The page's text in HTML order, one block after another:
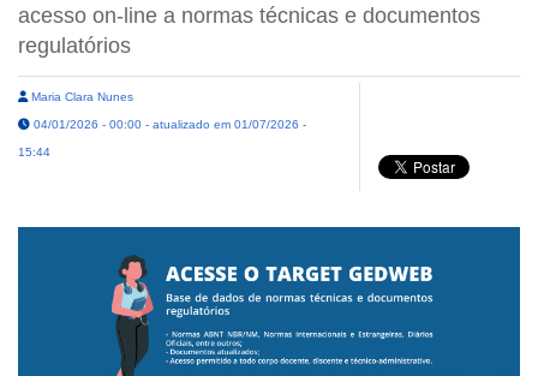
acesso on-line a normas técnicas e documentos
regulatórios
Maria Clara Nunes
04/01/2026 - 00:00 - atualizado em 01/07/2026 -
15:44